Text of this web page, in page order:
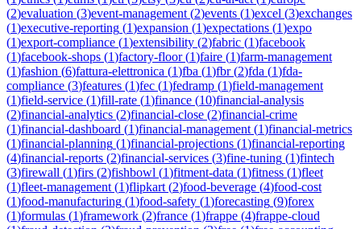
(2)evaluation (3)event-management (2)events (1)excel (3)exchanges
(1)executive-reporting (1)expansion (1)expectations (1)expo
(1)export-compliance (1)extensibility (2)fabric (1)facebook
(1)facebook-shops (1)factory-floor(1)faire (1)farm-management
(1)fashion (6)fattura-elettronica (1)fba (1)fbr(2)fda (1)fda-
compliance (3)features (1)fec (1)fedramp (1)field-management
(1)field-service (1)fill-rate (1)finance (10)financial-analysis
(2)financial-analytics (2)financial-close (2)financial-crime
(1)financial-dashboard (1)financial-management (1)financial-metrics
(1)financial-planning (1)financial-projections (1)financial-reporting
(4)financial-reports (2)financial-services (3)fine-tuning (1)fintech
(3)firewall (1)firs (2)fishbowl (1)fitment-data (1)fitness (1)fleet
(1)fleet-management (1)flipkart (2)food-beverage (4)food-cost
(1)food-manufacturing (1)food-safety (1)forecasting (9)forex
(1)formulas (1)framework (2)france (1)frappe (4)frappe-cloud